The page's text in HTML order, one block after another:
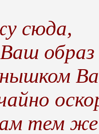
сюда,
образ
тем же